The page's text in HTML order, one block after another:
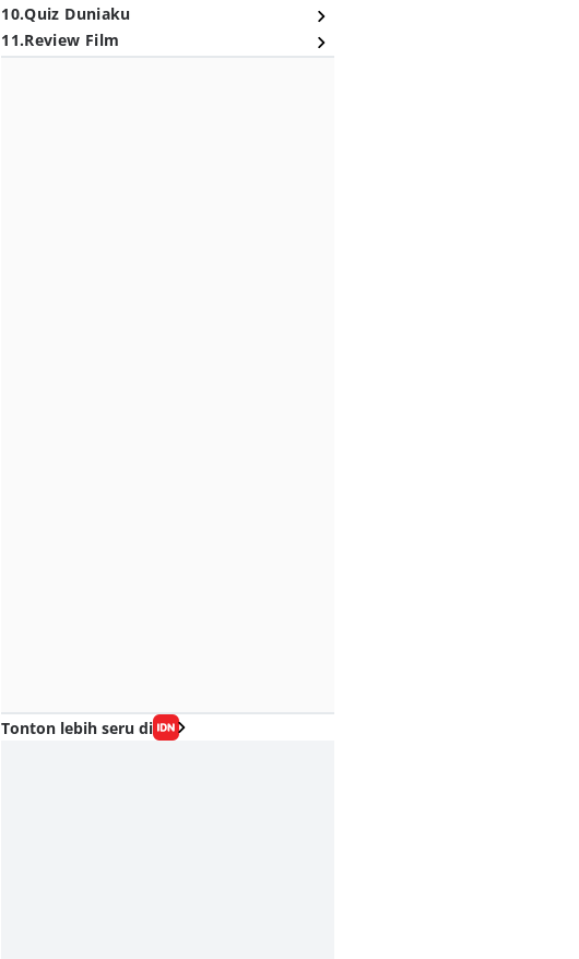
10.Quiz Duniaku
11.Review Film
Tonton lebih seru di